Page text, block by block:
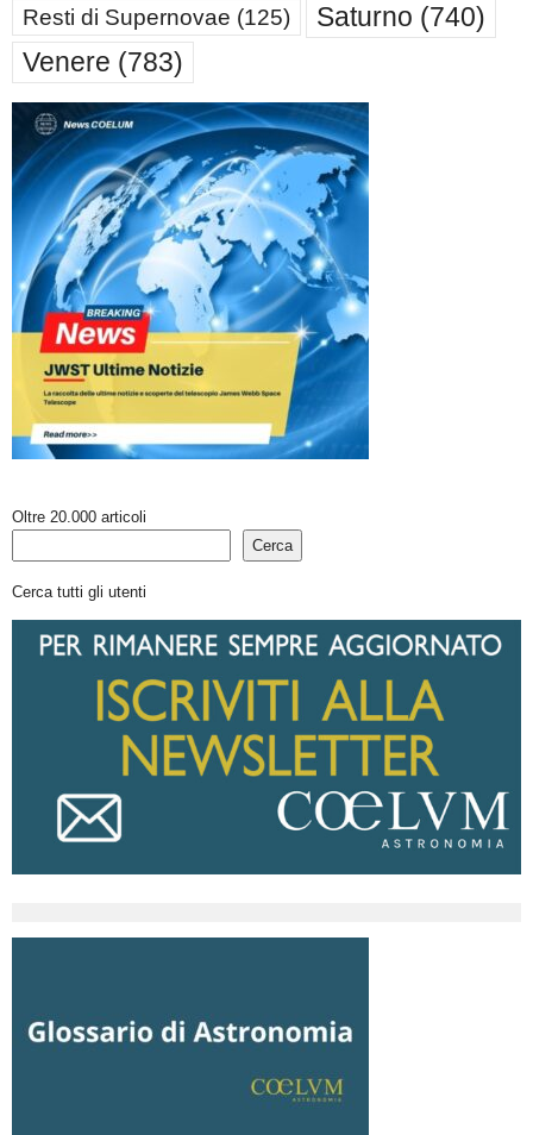
Resti di Supernovae (125) Saturno (740)
Venere (783)
Oltre 20.000 articoli
Cerca
Cerca tutti gli utenti